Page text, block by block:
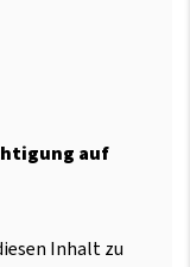
auf
Inhalt zu